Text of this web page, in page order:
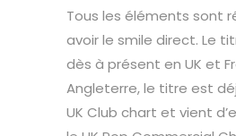
Tous les éléments sont
avoir le smile direct. Le
dès à présent en UK et
Angleterre, le titre est
UK Club chart et vient